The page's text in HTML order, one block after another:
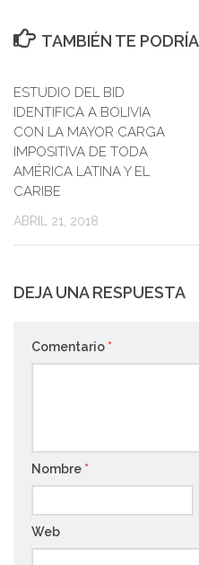
TAMBIÉN TE
ESTUDIO DEL BID
IDENTIFICA A BOLIVIA
CON LA MAYOR CARGA
IMPOSITIVA DE TODA
AMÉRICA LATINA Y EL
CARIBE
ABRIL 21, 2018
DEJA UNA RESPUESTA
Comentario *
Nombre *
Web